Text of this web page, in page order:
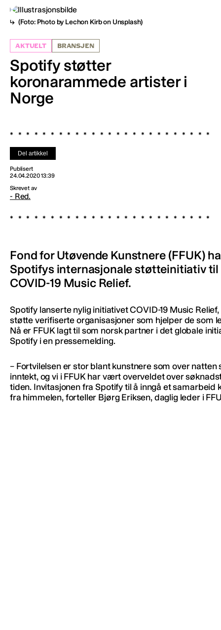
(Foto: Photo by Lechon Kirb on Unsplash)
AKTUELT BRANSJEN
Spotify støtter
koronarammede artister i
Norge
Del artikkel
Publisert
24.04.2020 13:39
Skrevet av
- Red.
Fond for Utøvende Kunstnere (FFUK)
Spotifys internasjonale støtteinitiativ til
COVID-19 Music Relief.
Spotify lanserte nylig initiativet COVID-19 Music
støtte verifiserte organisasjoner som hjelper de som
Nå er FFUK lagt til som norsk partner i det globale
Spotify i en pressemelding.
– Fortvilelsen er stor blant kunstnere som over natten
inntekt, og vi i FFUK har vært overveldet over
tiden. Invitasjonen fra Spotify til å inngå et samarbeid
fra himmelen, forteller Bjørg Eriksen, daglig leder i